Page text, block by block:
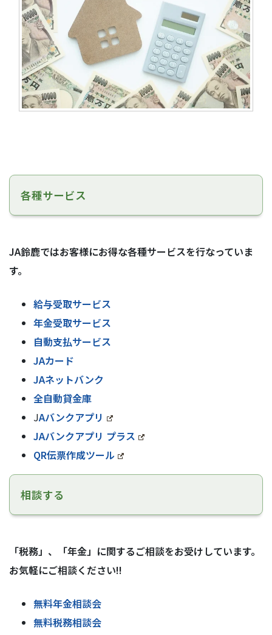
各種サービス
JA鈴鹿ではお客様にお得な各種サービスを行なっていま
す。
給与受取サービス
年金受取サービス
自動支払サービス
JAカード
JAネットバンク
全自動貸金庫
JAバンクアプリ
JAバンクアプリ プラス
QR伝票作成ツール
相談する
「税務」、「年金」に関するご相談をお受けしています。
お気軽にご相談ください!!
無料年金相談会
無料税務相談会